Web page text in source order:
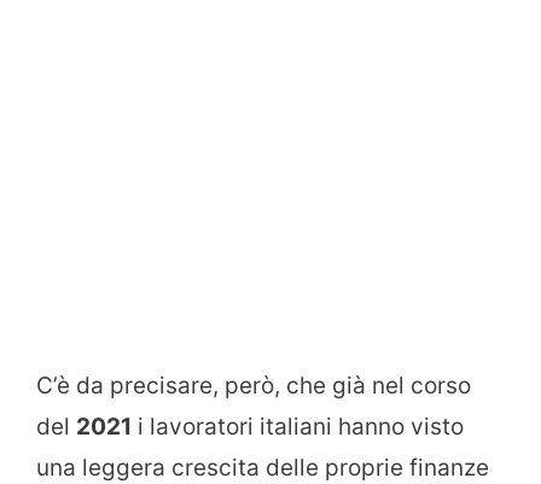
C’è da precisare, però, che già nel corso
del 2021 i lavoratori italiani hanno visto
una leggera crescita delle proprie finanze